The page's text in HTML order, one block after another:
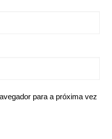
para a próxima vez